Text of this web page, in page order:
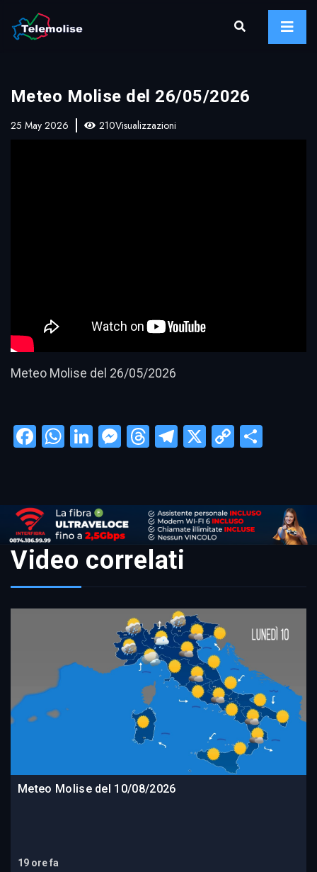
Meteo Molise del 26/05/2026
25 May 2026 210Visualizzazioni
Meteo Molise del 26/05/2026
Facebook
WhatsApp
LinkedIn
Messenger
Threads
Telegram
X
Copy
Video correlati
Meteo Molise del 10/08/2026
19 ore fa